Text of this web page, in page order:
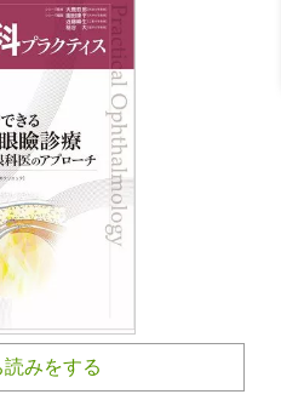
読みをする